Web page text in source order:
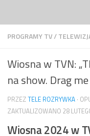
PROGRAMY TV/
Wiosna w TVN:
na show. Drag
PRZEZ TELE ROZRYWKA ·
ZAKTUALIZOWANO 28
Wiosna 2024 w